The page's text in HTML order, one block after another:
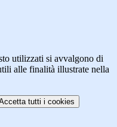
utilizzati si avvalgono di
alle finalità illustrate nella
tutti i cookies